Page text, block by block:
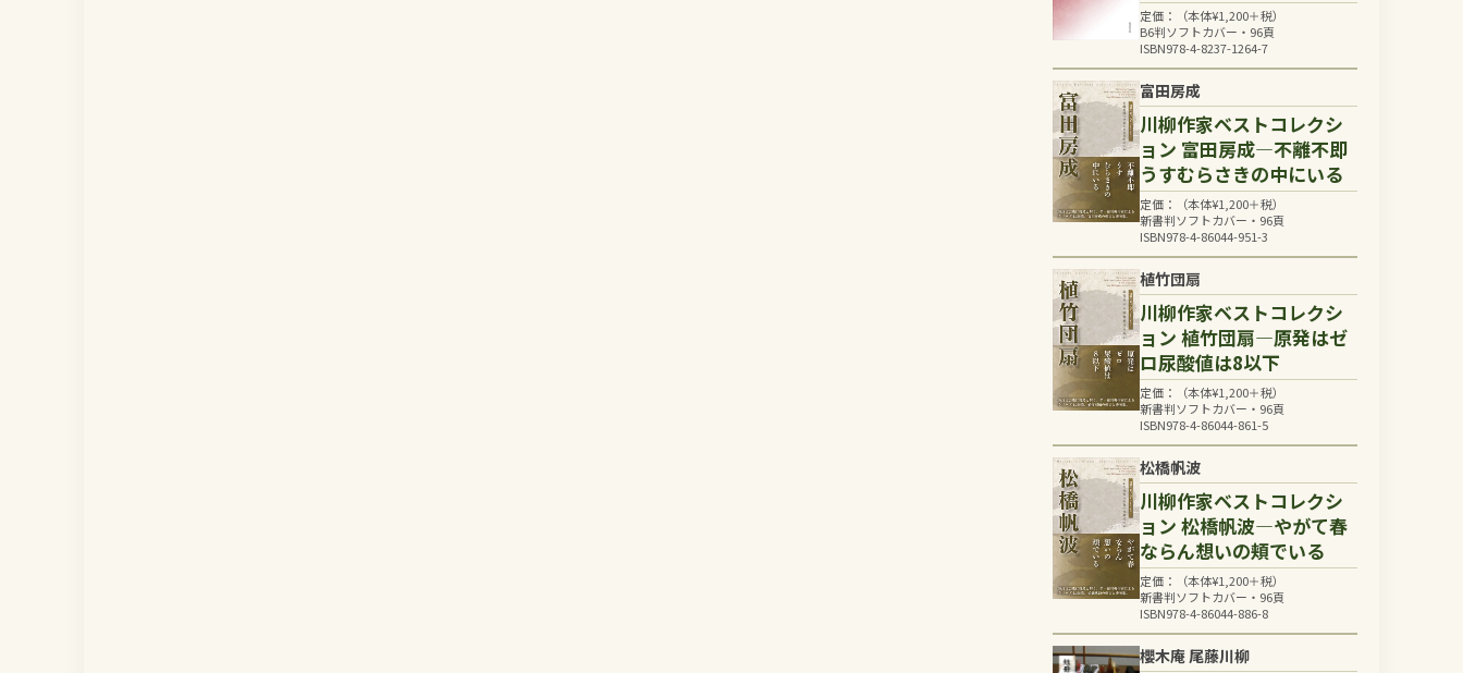
定価：（本体¥1,200＋税）
B6判ソフトカバー・96頁
ISBN978-4-8237-1264-7
富田房成
川柳作家ベストコレクシ
ョン 富田房成―不離不即
うすむらさきの中にいる
定価：（本体¥1,200＋税）
新書判ソフトカバー・96頁
ISBN978-4-86044-951-3
植竹団扇
川柳作家ベストコレクシ
ョン 植竹団扇―原発はゼ
ロ尿酸値は8以下
定価：（本体¥1,200＋税）
新書判ソフトカバー・96頁
ISBN978-4-86044-861-5
松橋帆波
川柳作家ベストコレクシ
ョン 松橋帆波―やがて春
ならん想いの頬でいる
定価：（本体¥1,200＋税）
新書判ソフトカバー・96頁
ISBN978-4-86044-886-8
櫻木庵 尾藤川柳